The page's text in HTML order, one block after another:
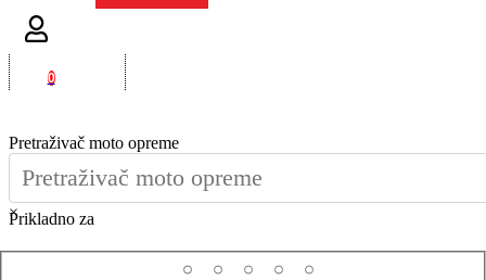
0
Pretraživač moto opreme
×
Prikladno za